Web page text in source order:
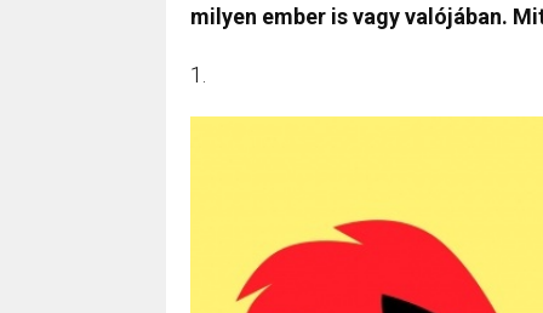
milyen ember is vagy valójában.
1.